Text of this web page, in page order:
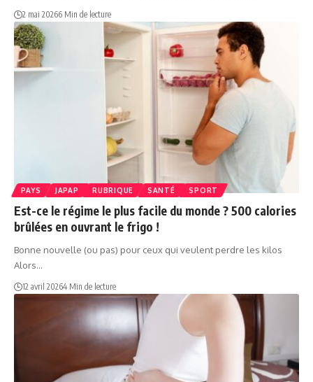
2 mai 20266 Min de lecture
PAYS JAPAP RUBRIQUE SANTÉ SPORT
Est-ce le régime le plus facile du monde ? 500 calories
brûlées en ouvrant le frigo !
Bonne nouvelle (ou pas) pour ceux qui veulent perdre les kilos
Alors…
12 avril 20264 Min de lecture